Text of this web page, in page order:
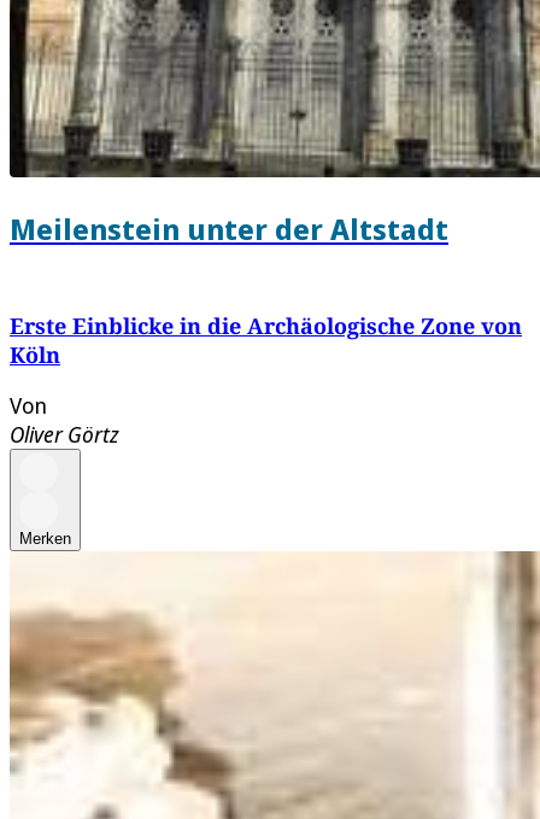
Meilenstein unter der Altstadt
Erste Einblicke in die Archäologische Zone von
Köln
Von
Oliver Görtz
Merken